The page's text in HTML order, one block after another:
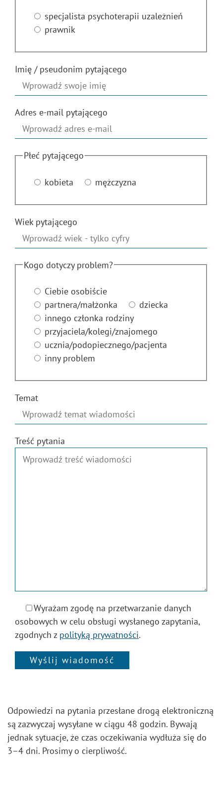
specjalista psychoterapii uzależnień
prawnik
Imię / pseudonim pytającego
Adres e-mail pytającego
Płeć pytającego
kobieta mężczyzna
Wiek pytającego
Kogo dotyczy problem?
Ciebie osobiście
partnera/małżonka
dziecka
innego członka rodziny
przyjaciela/kolegi/znajomego
ucznia/podopiecznego/pacjenta
inny problem
Temat
Treść pytania
Wyrażam zgodę na przetwarzanie danych
osobowych w celu obsługi wysłanego zapytania,
zgodnych z polityką prywatności.
Odpowiedzi na pytania przesłane drogą elektroniczną
są zazwyczaj wysyłane w ciągu 48 godzin. Bywają
jednak sytuacje, że czas oczekiwania wydłuża się do
3–4 dni. Prosimy o cierpliwość.